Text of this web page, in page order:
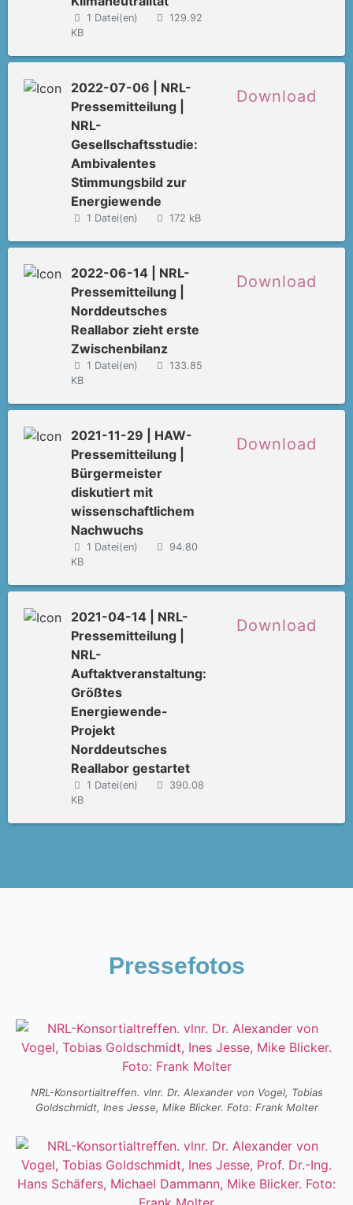
1 Datei(en)
129.92
KB
2022-07-06 | NRL-
Pressemitteilung |
NRL-
Gesellschaftsstudie:
Ambivalentes
Stimmungsbild zur
Energiewende
1 Datei(en) 172 kB
Download
2022-06-14 | NRL-
Pressemitteilung |
Norddeutsches
Reallabor zieht erste
Zwischenbilanz
1 Datei(en)
133.85
KB
Download
2021-11-29 | HAW-
Pressemitteilung |
Bürgermeister
diskutiert mit
wissenschaftlichem
Nachwuchs
1 Datei(en)
94.80
KB
Download
2021-04-14 | NRL-
Pressemitteilung |
NRL-
Auftaktveranstaltung:
Größtes
Energiewende-
Projekt
Norddeutsches
Reallabor gestartet
1 Datei(en)
390.08
KB
Download
Pressefotos
NRL-Konsortialtreffen. vlnr. Dr. Alexander von Vogel, Tobias
Goldschmidt, Ines Jesse, Mike Blicker. Foto: Frank Molter